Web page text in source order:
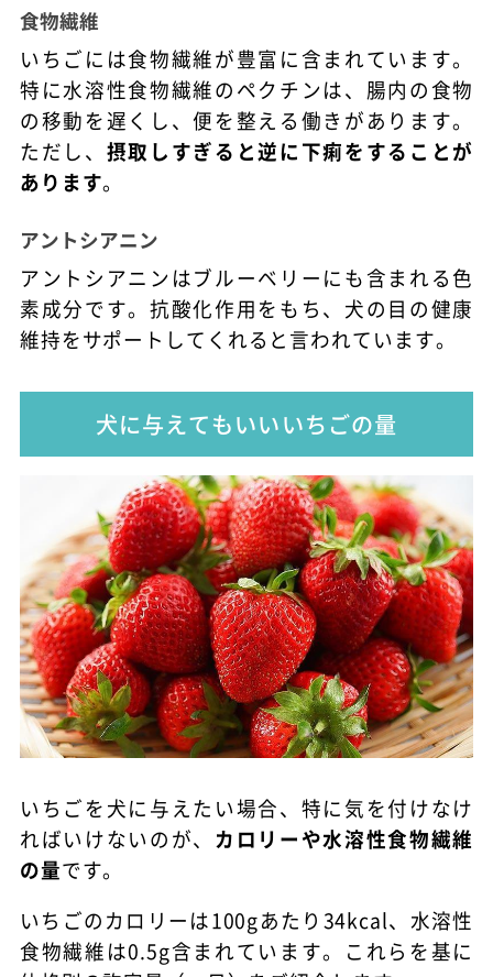
食物繊維
いちごには食物繊維が豊富に含まれています。
特に水溶性食物繊維のペクチンは、腸内の食物
の移動を遅くし、便を整える働きがあります。
ただし、 摂取しすぎると逆に下痢をすることが
あります。
アントシアニン
アントシアニンはブルーベリーにも含まれる色
素成分です。抗酸化作用をもち、犬の目の健康
維持をサポートしてくれると言われています。
犬に与えてもいいいちごの量
いちごを犬に与えたい場合、特に気を付けなけ
ればいけないのが、 カロリーや水溶性食物繊維
の量です。
いちごのカロリーは100gあたり34kcal、水溶性
食物繊維は0.5g含まれています。これらを基に